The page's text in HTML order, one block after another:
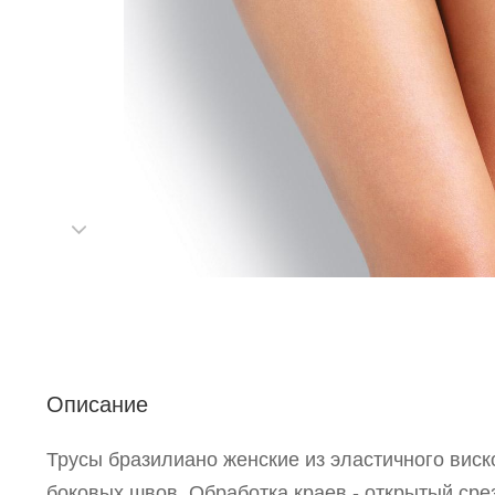
Описание
Трусы бразилиано женские из эластичного